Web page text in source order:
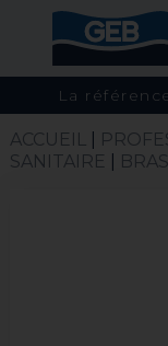
La
ACCUEIL|
SANITAIRE